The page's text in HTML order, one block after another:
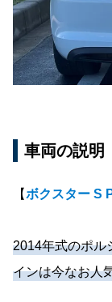
車両の説明
【ボクスター S
2014年式のポル
インは今なお人